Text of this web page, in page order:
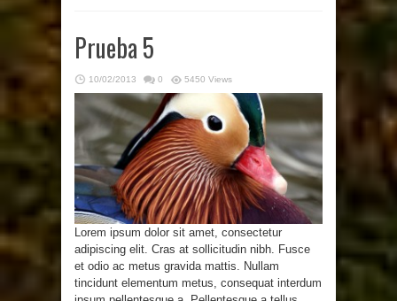
Prueba 5
10/02/2013 0 5450 Views
Lorem ipsum dolor sit amet, consectetur
adipiscing elit. Cras at sollicitudin nibh. Fusce
et odio ac metus gravida mattis. Nullam
tincidunt elementum metus, consequat interdum